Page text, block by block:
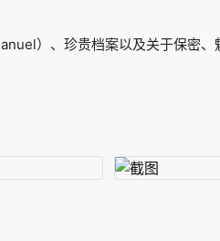
）、珍贵档案以及关于保密